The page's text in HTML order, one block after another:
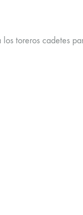
toreros cadetes